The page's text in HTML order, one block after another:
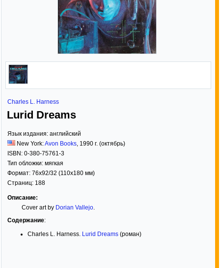
Charles L. Harness
Lurid Dreams
Язык издания: английский
New York:Avon Books, 1990 г. (октябрь)
ISBN: 0-380-75761-3
Тип обложки: мягкая
Формат: 76x92/32 (110x180 мм)
Страниц: 188
Описание:
Cover art by Dorian Vallejo.
Содержание:
Charles L. Harness. Lurid Dreams (роман)